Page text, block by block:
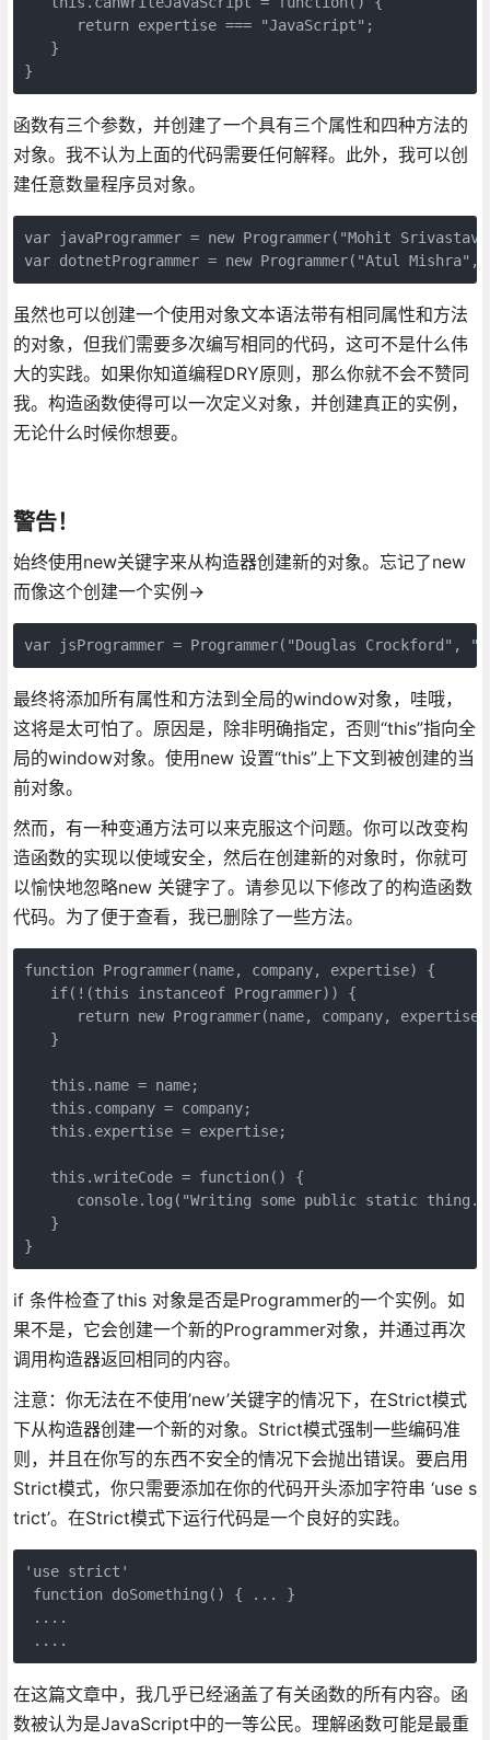
      return expertise === "JavaScript";
   }
}
函数有三个参数，并创建了一个具有三个属性和四种方法的
对象。我不认为上面的代码需要任何解释。此外，我可以创
建任意数量程序员对象。
var javaProgrammer = new Programmer("Mohit
var dotnetProgrammer = new Programmer("Atul
虽然也可以创建一个使用对象文本语法带有相同属性和方法
的对象，但我们需要多次编写相同的代码，这可不是什么伟
大的实践。如果你知道编程DRY原则，那么你就不会不赞同
我。构造函数使得可以一次定义对象，并创建真正的实例，
无论什么时候你想要。
警告！
始终使用new关键字来从构造器创建新的对象。忘记了new
而像这个创建一个实例->
var jsProgrammer = Programmer("Douglas Crockford",
最终将添加所有属性和方法到全局的window对象，哇哦，
这将是太可怕了。原因是，除非明确指定，否则“this”指向全
局的window对象。使用new 设置“this”上下文到被创建的当
前对象。
然而，有一种变通方法可以来克服这个问题。你可以改变构
造函数的实现以使域安全，然后在创建新的对象时，你就可
以愉快地忽略new 关键字了。请参见以下修改了的构造函数
代码。为了便于查看，我已删除了一些方法。
function Programmer(name, company, expertise) {
   if(!(this instanceof Programmer)) {
return new Programmer(name, company,
   }
   this.name = name;
   this.company = company;
   this.expertise = expertise;
   this.writeCode = function() {
console.log("Writing some public static
   }
}
if 条件检查了this 对象是否是Programmer的一个实例。如
果不是，它会创建一个新的Programmer对象，并通过再次
调用构造器返回相同的内容。
注意：你无法在不使用’new’关键字的情况下，在Strict模式
下从构造器创建一个新的对象。Strict模式强制一些编码准
则，并且在你写的东西不安全的情况下会抛出错误。要启用
Strict模式，你只需要添加在你的代码开头添加字符串 ‘use s
trict’。在Strict模式下运行代码是一个良好的实践。
'use strict'
function doSomething() { ... }
....
....
在这篇文章中，我几乎已经涵盖了有关函数的所有内容。函
数被认为是JavaScript中的一等公民。理解函数可能是最重